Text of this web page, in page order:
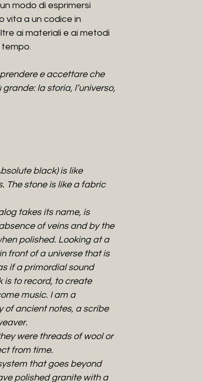
modo di esprimersi
vita a un codice in
ai materiali e ai metodi
tempo.
e accettare che
la storia, l’universo,
black) is like
The stone is like a fabric
takes its name, is
of veins and by the
polished. Looking at a
front of a universe that is
if a primordial sound
is to record, to create
music. I am a
of ancient notes, a scribe
were threads of wool or
from time.
that goes beyond
polished granite with a